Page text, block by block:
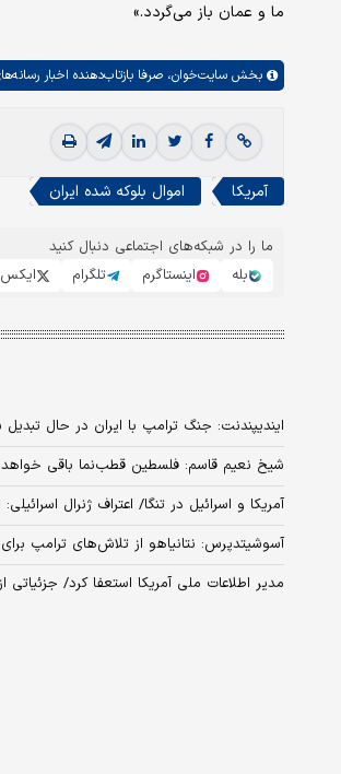
ما و عمان باز می‌گردد.»
بخش سایت‌خوان، صرفا بازتاب‌دهنده اخبار
آمریکا اموال بلوکه شده ایران
ما را در شبکه‌های اجتماعی دنبال کنید
بله
اینستاگرم تلگرام ایکس
ایندیپندنت: جنگ ترامپ با ایران در حال
شیخ نعیم قاسم: فلسطین قطب‌نما باقی خواهد
آمریکا و اسرائیل در تنگا/ اعتراف ژنرال
آسوشیتدپرس: نتانیاهو از تلاش‌های ترامپ
مدیر اطلاعات ملی آمریکا استعفا کرد/ جزئیاتی